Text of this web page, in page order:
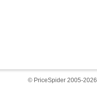
© PriceSpider 2005-2026